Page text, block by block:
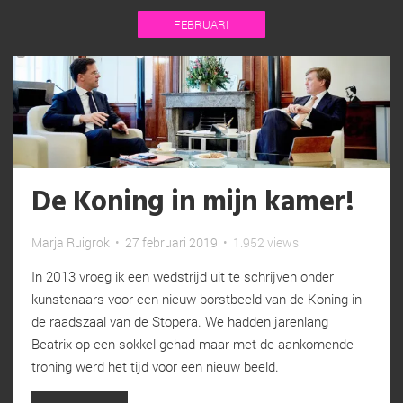
FEBRUARI
De Koning in mijn kamer!
Marja Ruigrok • 27 februari 2019 • 1.952 views
In 2013 vroeg ik een wedstrijd uit te schrijven onder
kunstenaars voor een nieuw borstbeeld van de Koning in
de raadszaal van de Stopera. We hadden jarenlang
Beatrix op een sokkel gehad maar met de aankomende
troning werd het tijd voor een nieuw beeld.